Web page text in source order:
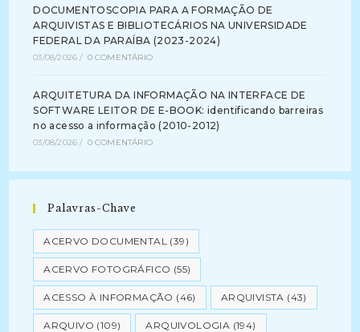
DOCUMENTOSCOPIA PARA A FORMAÇÃO DE
ARQUIVISTAS E BIBLIOTECÁRIOS NA UNIVERSIDADE
FEDERAL DA PARAÍBA (2023-2024)
03/08/2026 / 0 COMENTÁRIO
ARQUITETURA DA INFORMAÇÃO NA INTERFACE DE
SOFTWARE LEITOR DE E-BOOK: identificando barreiras
no acesso a informação (2010-2012)
03/08/2026 / 0 COMENTÁRIO
Palavras-Chave
ACERVO DOCUMENTAL (39)
ACERVO FOTOGRÁFICO (55)
ACESSO À INFORMAÇÃO (46) ARQUIVISTA (43)
ARQUIVO (109) ARQUIVOLOGIA (194)